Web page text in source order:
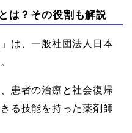
は？その役割も解説
は、一般社団法人日本
患者の治療と社会復帰
る技能を持った薬剤師